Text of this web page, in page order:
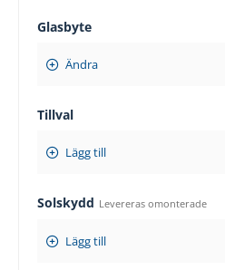
Glasbyte
Ändra
Tillval
Lägg till
Solskydd Levereras omonterade
Lägg till